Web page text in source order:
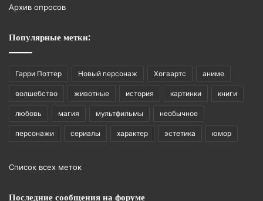
Архив опросов
Популярные метки:
Гарри Поттер Новый персонаж Хогвартс аниме
волшебство животные история картинки книги
любовь магия мультфильмы необычное
персонажи сериалы характер эстетика юмор
Список всех меток
Последние сообщения на форуме